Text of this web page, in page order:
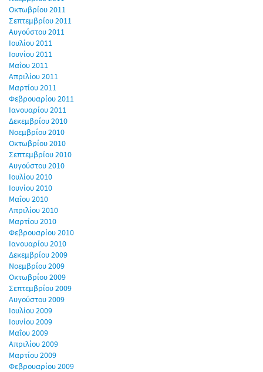
Οκτωβρίου 2011
Σεπτεμβρίου 2011
Αυγούστου 2011
Ιουλίου 2011
Ιουνίου 2011
Μαΐου 2011
Απριλίου 2011
Μαρτίου 2011
Φεβρουαρίου 2011
Ιανουαρίου 2011
Δεκεμβρίου 2010
Νοεμβρίου 2010
Οκτωβρίου 2010
Σεπτεμβρίου 2010
Αυγούστου 2010
Ιουλίου 2010
Ιουνίου 2010
Μαΐου 2010
Απριλίου 2010
Μαρτίου 2010
Φεβρουαρίου 2010
Ιανουαρίου 2010
Δεκεμβρίου 2009
Νοεμβρίου 2009
Οκτωβρίου 2009
Σεπτεμβρίου 2009
Αυγούστου 2009
Ιουλίου 2009
Ιουνίου 2009
Μαΐου 2009
Απριλίου 2009
Μαρτίου 2009
Φεβρουαρίου 2009